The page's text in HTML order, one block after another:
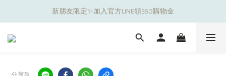
夏日舒適無痕｜3件$1199自由配專區
新朋友限定✨加入官方LINE領$50購物金
夏日舒適無痕｜3件$1199自由配專區